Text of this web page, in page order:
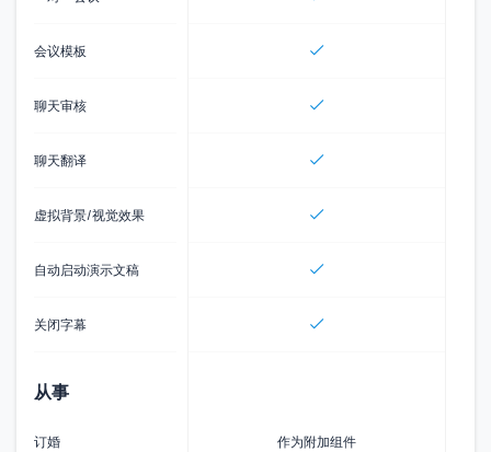
会议模板
聊天审核
聊天翻译
虚拟背景/视觉效果
自动启动演示文稿
关闭字幕
从事
订婚 作为附加组件